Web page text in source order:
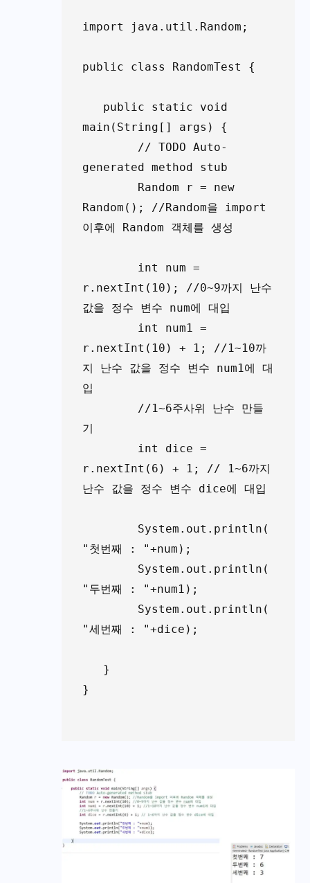
import java.util.Random;
public class RandomTest {
main(String[] args) {
generated method stub
Random(); //Random을 import
이후에 Random 객체를 생성
r.nextInt(10); //0~9까지 난수
값을 정수 변수 num에 대입
r.nextInt(10) + 1; //1~10까
지 난수 값을 정수 변수 num1에 대
입
기
r.nextInt(6) + 1; // 1~6까지
난수 값을 정수 변수 dice에 대입
"첫번째 : "+num);
"두번째 : "+num1);
"세번째 : "+dice);
}